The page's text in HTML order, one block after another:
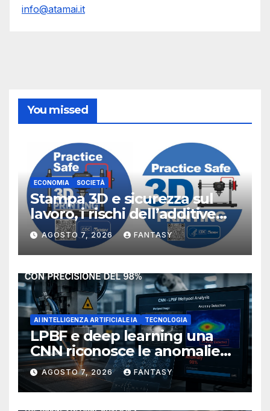
info@atamai.it
You missed
ECONOMIA SOCIETÀ
Stampa 3D e sicurezza sul
lavoro, i rischi dell’additive
manufacturing secondo
NIOSH
AGOSTO 7, 2026 FANTASY
AI INTELLIGENZA ARTIFICIALE IA TECNOLOGIA
LPBF e deep learning una
CNN riconosce le anomalie
del bagno di fusione
AGOSTO 7, 2026 FANTASY